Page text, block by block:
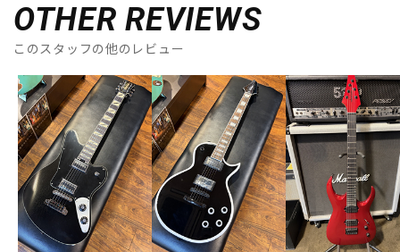
OTHER REVIEWS
このスタッフの他のレビュー